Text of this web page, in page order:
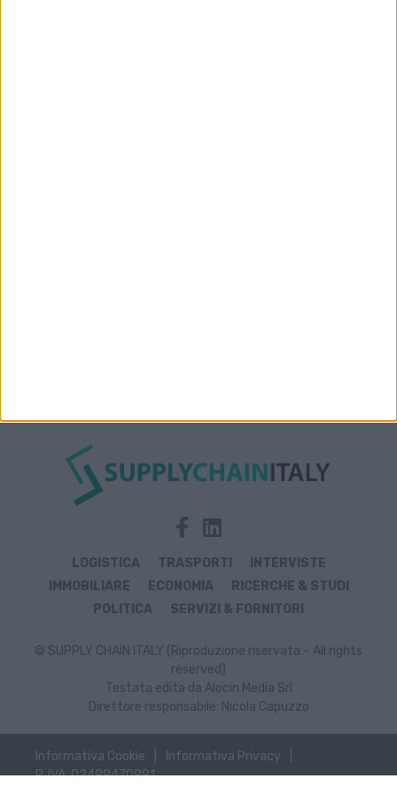
LOGISTICA TRASPORTI
INTERVISTE
IMMOBILIARE
ECONOMIA
RICERCHE & STUDI
POLITICA
SERVIZI & FORNITORI
© SUPPLY CHAIN ITALY (Riproduzione riservata – All rights
reserved)
Testata edita da Alocin Media Srl
Direttore responsabile: Nicola Capuzzo
Informativa Cookie
Informativa Privacy
P. IVA: 02499470991